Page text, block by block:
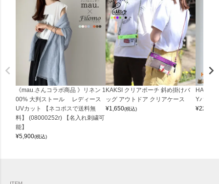
《mau.さんコラボ商品 》リネン 1
00% 大判ストール レディース
UVカット 【ネコポスで送料無
料】 (08000252r) 【名入れ刺繍可
能】
¥5,900(税込)
KAKSI クリアポーチ 斜め掛けバ
ッグ アウトドア クリアケース
¥1,650(税込)
Yバッグ
¥22,000